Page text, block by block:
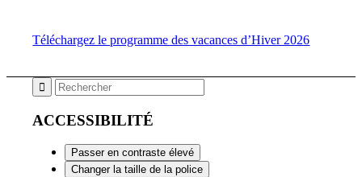
Téléchargez le programme des vacances d’Hiver 2026
ACCESSIBILITÉ
Passer en contraste élevé
Changer la taille de la police